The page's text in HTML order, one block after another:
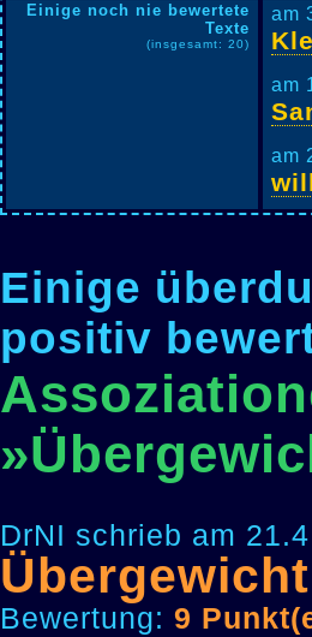
Einige noch nie bewertete
Texte
(insgesamt: 20)
am
am
am
Einige
positiv
DrNI schrieb am
Übergewicht
Bewertung: 9